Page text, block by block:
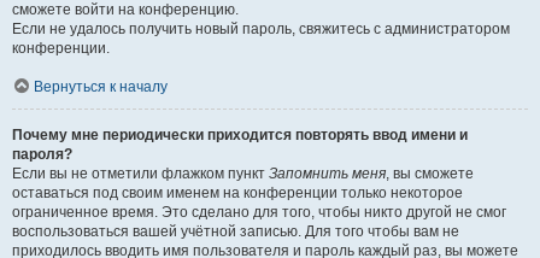
сможете войти на конференцию.
Если не удалось получить новый пароль, свяжитесь с администратором
конференции.
Вернуться к началу
Почему мне периодически приходится повторять ввод имени и
пароля?
Если вы не отметили флажком пункт Запомнить меня, вы сможете
оставаться под своим именем на конференции только некоторое
ограниченное время. Это сделано для того, чтобы никто другой не смог
воспользоваться вашей учётной записью. Для того чтобы вам не
приходилось вводить имя пользователя и пароль каждый раз, вы можете